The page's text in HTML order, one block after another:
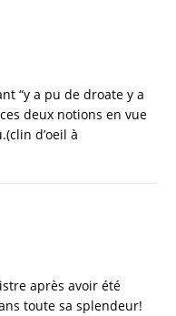
“y a pu de droate y a
deux notions en vue
d’oeil à
après avoir été
toute sa splendeur!